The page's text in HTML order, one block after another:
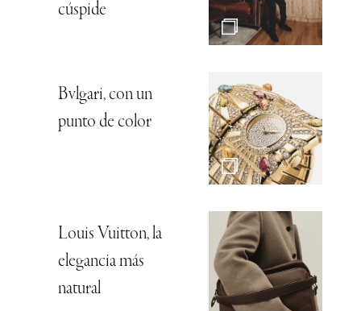
cúspide
Bvlgari, con un
punto de color
Louis Vuitton, la
elegancia más
natural